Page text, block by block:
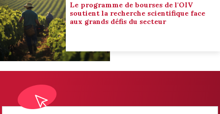
Le programme de bourses de l'OIV
soutient la recherche scientifique face
aux grands défis du secteur